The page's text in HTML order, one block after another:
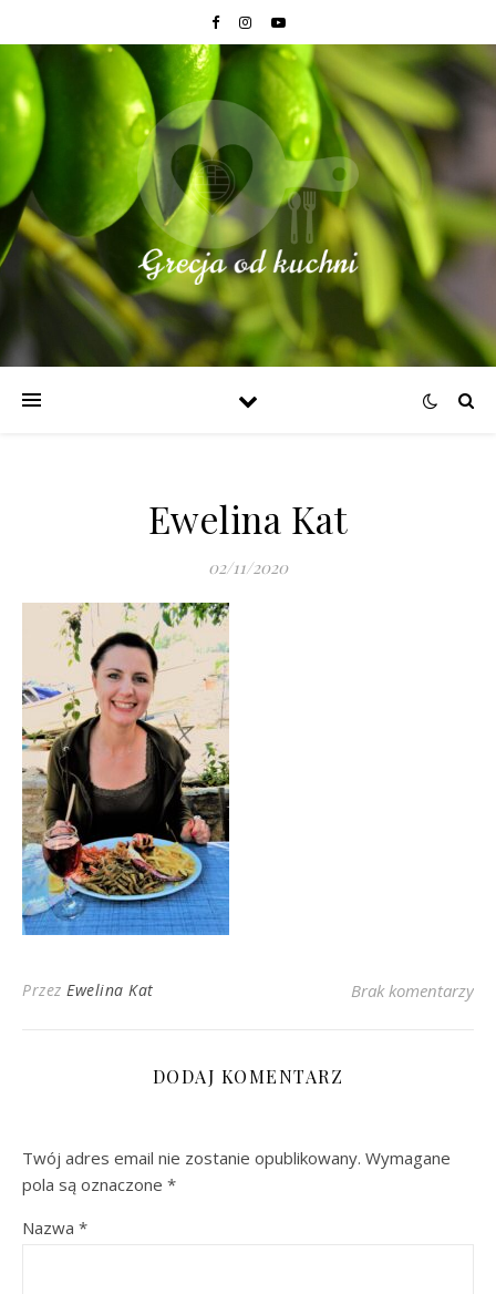
Ewelina Kat
02/11/2020
Przez Ewelina Kat Brak komentarzy
DODAJ KOMENTARZ
Twój adres email nie zostanie opublikowany. Wymagane
pola są oznaczone *
Nazwa *